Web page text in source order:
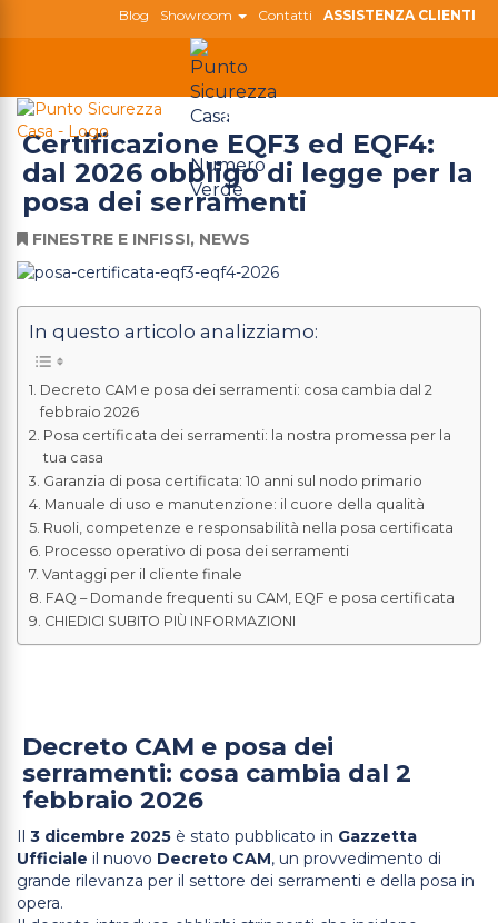
Blog Showroom Contatti ASSISTENZA CLIENTI
800 180 808
Certificazione EQF3 ed EQF4:
dal 2026 obbligo di legge per la
posa dei serramenti
FINESTRE E INFISSI, NEWS
In questo articolo analizziamo:
Decreto CAM e posa dei serramenti: cosa cambia dal 2
febbraio 2026
Posa certificata dei serramenti: la nostra promessa per la
tua casa
Garanzia di posa certificata: 10 anni sul nodo primario
Manuale di uso e manutenzione: il cuore della qualità
Ruoli, competenze e responsabilità nella posa certificata
Processo operativo di posa dei serramenti
Vantaggi per il cliente finale
FAQ – Domande frequenti su CAM, EQF e posa certificata
CHIEDICI SUBITO PIÙ INFORMAZIONI
Decreto CAM e posa dei
serramenti: cosa cambia dal 2
febbraio 2026
Il 3 dicembre 2025 è stato pubblicato in Gazzetta
Ufficiale il nuovo Decreto CAM, un provvedimento di
grande rilevanza per il settore dei serramenti e della posa in
opera.